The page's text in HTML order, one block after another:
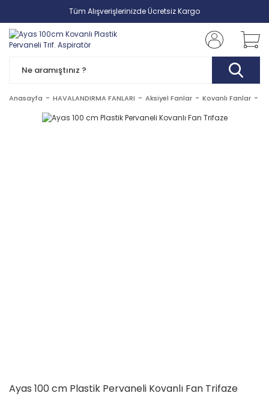
Tüm Alışverişlerinizde Ücretsiz Kargo
Anasayfa HAVALANDIRMA FANLARI Aksiyel Fanlar Kovanlı Fanlar
Ayas 100 cm Plastik Pervaneli Kovanlı Fan Trifaze